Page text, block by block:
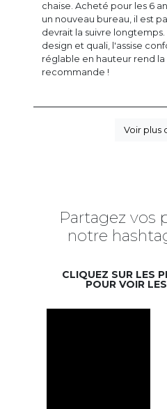
chaise. Acheté pour les 6
un nouveau bureau, il est
devrait la suivre
design et quali, l'assise
réglable en hauteur rend la
recommande !
Voir plus
Partagez vos
notre
CLIQUEZ SUR LES
POUR VOIR